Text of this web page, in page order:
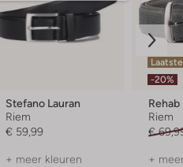
Stefano Lauran
Riem
€ 59,99
+ meer kleuren
-20%
Rehab
Riem
€
+